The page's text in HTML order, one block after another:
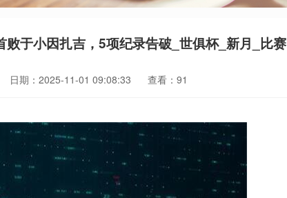
于小因扎吉，5项纪录告破_世俱杯_新月_比赛
日期：2025-11-01 09:08:33 查看：91